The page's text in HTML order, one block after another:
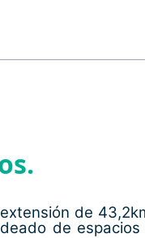
de
de espacios